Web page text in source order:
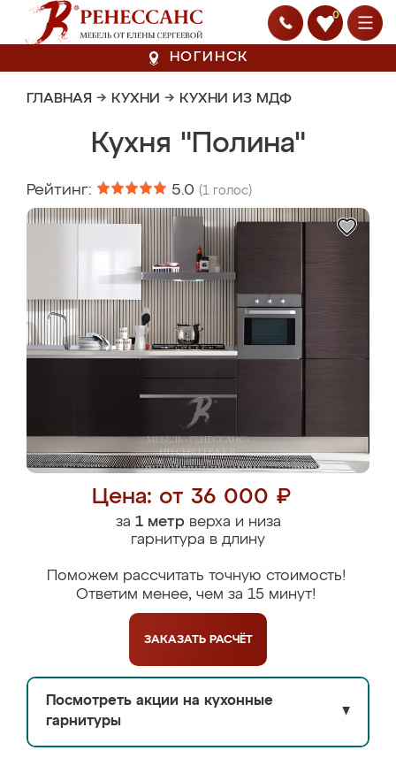
0
НОГИНСК
ГЛАВНАЯ → КУХНИ → КУХНИ ИЗ МДФ
Кухня "Полина"
Рейтинг: 5.0 (1 голос)
Цена: от 36 000 ₽
за 1 метрверха и низа
гарнитура в длину
Поможем рассчитать точную стоимость!
Ответим менее, чем за 15 минут!
ЗАКАЗАТЬ РАСЧЁТ
Посмотреть акции на кухонные
гарнитуры
▼